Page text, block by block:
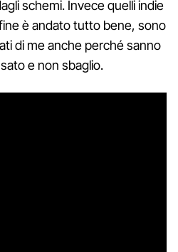
schemi. Invece quelli indie
è andato tutto bene, sono
di me anche perché sanno
e non sbaglio.